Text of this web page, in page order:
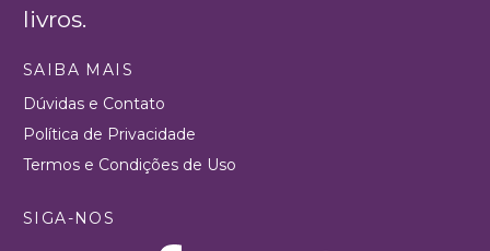
livros.
SAIBA MAIS
Dúvidas e Contato
Política de Privacidade
Termos e Condições de Uso
SIGA-NOS